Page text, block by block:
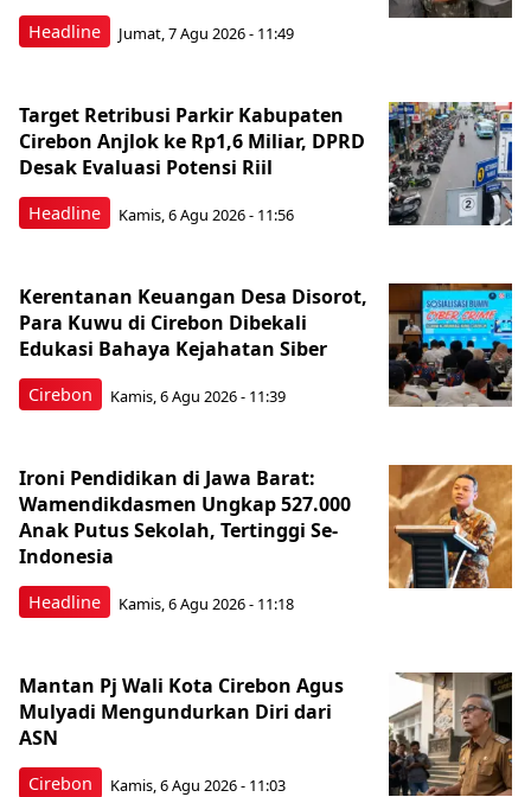
Headline Jumat, 7 Agu 2026 - 11:49
Headline
Target Retribusi Parkir Kabupaten
Cirebon Anjlok ke Rp1,6 Miliar, DPRD
Desak Evaluasi Potensi Riil
Kamis, 6 Agu 2026 - 11:56
Cirebon
Kerentanan Keuangan Desa Disorot,
Para Kuwu di Cirebon Dibekali
Edukasi Bahaya Kejahatan Siber
Kamis, 6 Agu 2026 - 11:39
Headline
Ironi Pendidikan di Jawa Barat:
Wamendikdasmen Ungkap 527.000
Anak Putus Sekolah, Tertinggi Se-
Indonesia
Kamis, 6 Agu 2026 - 11:18
Cirebon
Mantan Pj Wali Kota Cirebon Agus
Mulyadi Mengundurkan Diri dari
ASN
Kamis, 6 Agu 2026 - 11:03